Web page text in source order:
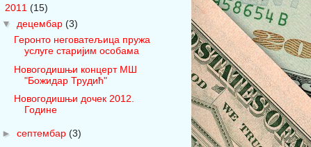
2011 (15)
▼ децембар (3)
Геронто неговатељица пружа
услуге старијим особама
Новогодишњи концерт МШ
"Божидар Трудић"
Новогодишњи дочек 2012.
Године
► септембар (3)